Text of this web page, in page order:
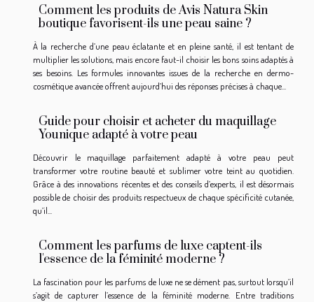
Comment les produits de Avis Natura Skin
boutique favorisent-ils une peau saine ?
À la recherche d’une peau éclatante et en pleine santé, il est tentant de
multiplier les solutions, mais encore faut-il choisir les bons soins adaptés à
ses besoins. Les formules innovantes issues de la recherche en dermo-
cosmétique avancée offrent aujourd’hui des réponses précises à chaque...
Guide pour choisir et acheter du maquillage
Younique adapté à votre peau
Découvrir le maquillage parfaitement adapté à votre peau peut
transformer votre routine beauté et sublimer votre teint au quotidien.
Grâce à des innovations récentes et des conseils d’experts, il est désormais
possible de choisir des produits respectueux de chaque spécificité cutanée,
qu’il...
Comment les parfums de luxe captent-ils
l'essence de la féminité moderne ?
La fascination pour les parfums de luxe ne se dément pas, surtout lorsqu’il
s’agit de capturer l’essence de la féminité moderne. Entre traditions